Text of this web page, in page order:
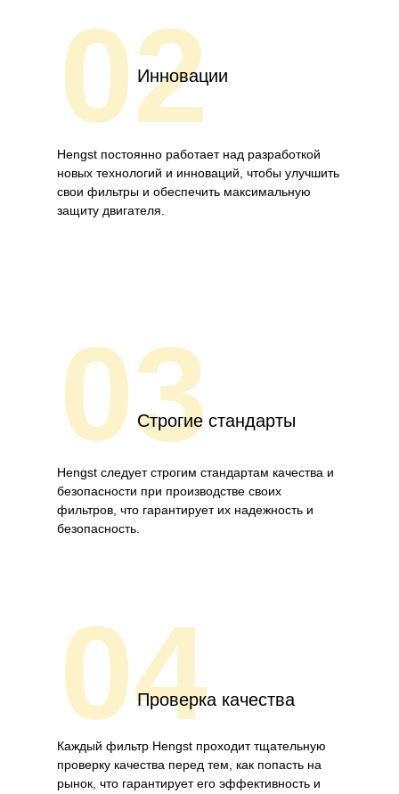
02
Инновации
Hengst постоянно работает над разработкой
новых технологий и инноваций, чтобы улучшить
свои фильтры и обеспечить максимальную
защиту двигателя.
03Строгие стандарты
Hengst следует строгим стандартам качества и
безопасности при производстве своих
фильтров, что гарантирует их надежность и
безопасность.
04Проверка качества
Каждый фильтр Hengst проходит тщательную
проверку качества перед тем, как попасть на
рынок, что гарантирует его эффективность и